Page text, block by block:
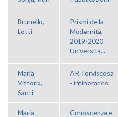
Brunello,
Lotti
Prismi della
Modernità,
2019-2020
Università...
Maria
Vittoria,
Santi
AR Torviscosa
- intineraries
Maria
Conoscenza e